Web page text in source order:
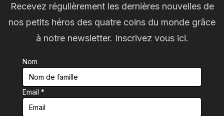
Recevez régulièrement les dernières nouvelles de
nos petits héros des quatre coins du monde grâce
à notre newsletter. Inscrivez vous ici.
Nom
Email *